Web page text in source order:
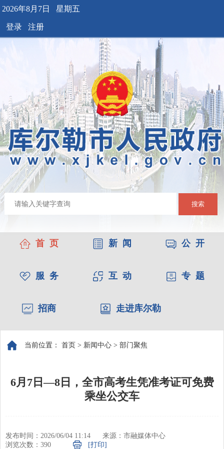
2026年8月7日 星期五
登录 注册
搜索
首 页 新 闻 公 开
服 务 互 动 专 题
招商 走进库尔勒
当前位置： 首页 > 新闻中心 > 部门聚焦
6月7日—8日，全市高考生凭准考证可免费
乘坐公交车
发布时间：2026/06/04 11:14
来源：市融媒体中心
浏览次数： 390 [打印]